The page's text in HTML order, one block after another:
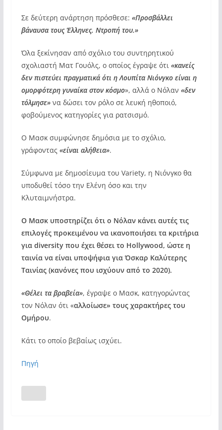
Σε δεύτερη ανάρτηση πρόσθεσε: «Προσβάλλει
βάναυσα τους Έλληνες. Ντροπή του.»
Όλα ξεκίνησαν από σχόλιο του συντηρητικού
σχολιαστή Ματ Γουόλς, ο οποίος έγραψε ότι «κανείς
δεν πιστεύει πραγματικά ότι η Λουπίτα Νιόνγκο είναι η
ομορφότερη γυναίκα στον κόσμο», αλλά ο Νόλαν «δεν
τόλμησε»να δώσει τον ρόλο σε λευκή ηθοποιό,
φοβούμενος κατηγορίες για ρατσισμό.
Ο Μασκ συμφώνησε δημόσια με το σχόλιο,
γράφοντας «είναι αλήθεια».
Σύμφωνα με δημοσίευμα του Variety, η Νιόνγκο θα
υποδυθεί τόσο την Ελένη όσο και την
Κλυταιμνήστρα.
Ο Μασκ υποστηρίζει ότι ο Νόλαν κάνει αυτές τις
επιλογές προκειμένου να ικανοποιήσει τα κριτήρια
για diversity που έχει θέσει το Hollywood, ώστε η
ταινία να είναι υποψήφια για Όσκαρ Καλύτερης
Ταινίας (κανόνες που ισχύουν από το 2020).
«Θέλει τα βραβεία», έγραψε ο Μασκ, κατηγορώντας
τον Νόλαν ότι «αλλοίωσε» τους χαρακτήρες του
Ομήρου.
Κάτι το οποίο βεβαίως ισχύει.
Πηγή